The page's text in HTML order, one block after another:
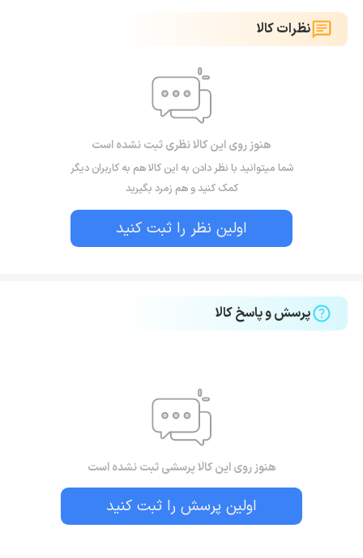
نظرات کالا
هنوز روی این کالا نظری ثبت نشده است
شما میتوانید با نظر دادن به این کالا هم به کاربران دیگر
کمک کنید و هم زمرد بگیرید
اولین نظر را ثبت کنید
پرسش و پاسخ کالا
هنوز روی این کالا پرسشی ثبت نشده است
اولین پرسش را ثبت کنید